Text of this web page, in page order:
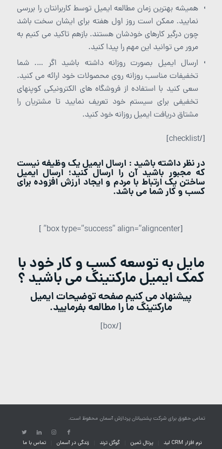
همیشه بهترین زمان مطالعه ایمیل توسط کاربرانتان را بررسی
نمایید. ممکن است روز اول هفته برای ایشان سخت باشد
چون درگیر کارهای خودشان هستند. بازهم تاکید می کنیم به
مرور می توانید این مهم را پیدا کنید.
ارسال ایمیل بصورت روزانه داشته باشید اگر …. شما
تخفیفات مناسب روزانه روی محصولات خود ارائه می کنید.
سعی کنید با استفاده از فروشگاه های الکترونیکی کوپنهای
تخفیفی برای سیستم خود تعریف نمایید تا مشتریان را
مشتاق دریافت ایمیل روزانه خود کنید.
[/checklist]
در نظر داشته باشید : ارسال ایمیل یک وظیفه نیست
که مجبور باشید آن را ارسال کنید؛ ارسال ایمیل
ساختن یک ارتباط با مردم و ایجاد ارزش افزوده برای
کسب و کار شما می باشد.
[box type=”success” align=”aligncenter” ]
مایل به توسعه کسب و کار خود با
کمک ایمیل مارکتینگ می باشید ؟
پیشنهاد می کنیم صفحه توضیحات ایمیل
مارکتینگ ما را مطالعه بفرمایید.
[/box]
تمامی حقوق برای شرکت پشتیبانان پردازش آسمان محفوظ است.
نرم افزار CRM لید پرتال ثمین گوگل ترند زندگی در آسمان تماس با ما